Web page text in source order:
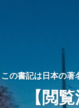
の書記は日本の著
【閲